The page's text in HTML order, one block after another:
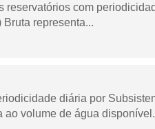
reservatórios com
representa...
diária por
ao volume de água